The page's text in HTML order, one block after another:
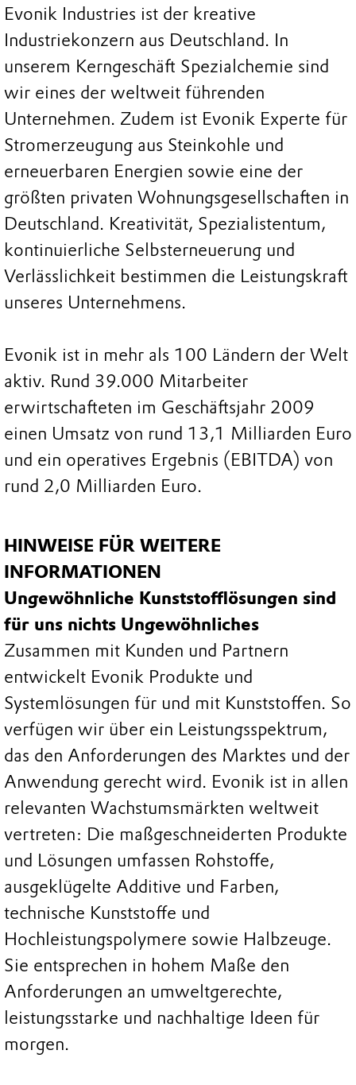
Evonik Industries ist der kreative
Industriekonzern aus Deutschland. In
unserem Kerngeschäft Spezialchemie sind
wir eines der weltweit führenden
Unternehmen. Zudem ist Evonik Experte für
Stromerzeugung aus Steinkohle und
erneuerbaren Energien sowie eine der
größten privaten Wohnungsgesellschaften in
Deutschland. Kreativität, Spezialistentum,
kontinuierliche Selbsterneuerung und
Verlässlichkeit bestimmen die Leistungskraft
unseres Unternehmens.
Evonik ist in mehr als 100 Ländern der Welt
aktiv. Rund 39.000 Mitarbeiter
erwirtschafteten im Geschäftsjahr 2009
einen Umsatz von rund 13,1 Milliarden Euro
und ein operatives Ergebnis (EBITDA) von
rund 2,0 Milliarden Euro.
HINWEISE FÜR WEITERE
INFORMATIONEN
Ungewöhnliche Kunststofflösungen sind
für uns nichts Ungewöhnliches
Zusammen mit Kunden und Partnern
entwickelt Evonik Produkte und
Systemlösungen für und mit Kunststoffen. So
verfügen wir über ein Leistungsspektrum,
das den Anforderungen des Marktes und der
Anwendung gerecht wird. Evonik ist in allen
relevanten Wachstumsmärkten weltweit
vertreten: Die maßgeschneiderten Produkte
und Lösungen umfassen Rohstoffe,
ausgeklügelte Additive und Farben,
technische Kunststoffe und
Hochleistungspolymere sowie Halbzeuge.
Sie entsprechen in hohem Maße den
Anforderungen an umweltgerechte,
leistungsstarke und nachhaltige Ideen für
morgen.